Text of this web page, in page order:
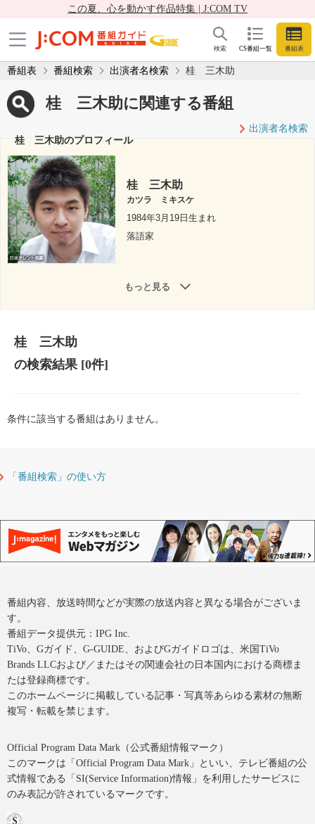
この夏、心を動かす作品特集 | J:COM TV
CS番組一覧 番組表
検索
番組表 番組検索 出演者名検索 桂 三木助
桂 三木助に関連する番組
出演者名検索
桂 三木助のプロフィール
桂 三木助
カツラ ミキスケ
1984年3月19日生まれ
落語家
もっと見る
桂 三木助
の検索結果[0件]
条件に該当する番組はありません。
「番組検索」の使い方
番組内容、放送時間などが実際の放送内容と異なる場合がございま
す。
番組データ提供元：IPG Inc.
TiVo、Gガイド、G-GUIDE、およびGガイドロゴは、米国TiVo
Brands LLCおよび／またはその関連会社の日本国内における商標ま
たは登録商標です。
このホームページに掲載している記事・写真等あらゆる素材の無断
複写・転載を禁じます。
Official Program Data Mark（公式番組情報マーク）
このマークは「Official Program Data Mark」といい、テレビ番組の公
式情報である「SI(Service Information)情報」を利用したサービスに
のみ表記が許されているマークです。